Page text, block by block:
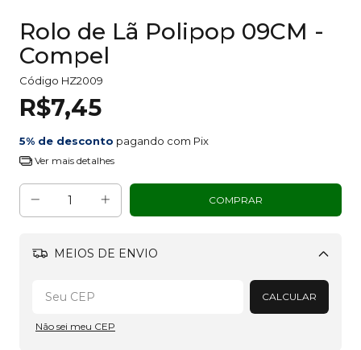
Rolo de Lã Polipop 09CM -
Compel
Código HZ2009
R$7,45
5% de desconto pagando com Pix
Ver mais detalhes
MEIOS DE ENVIO
Alterar CEP
CALCULAR
Não sei meu CEP